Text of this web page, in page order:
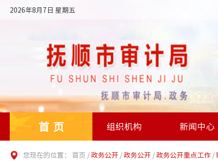
2026年8月7日 星期五
首页 组织机构 新闻中心
您现在的位置： 首页 /政务公开 /政务公开 /政务公开重点工作 /